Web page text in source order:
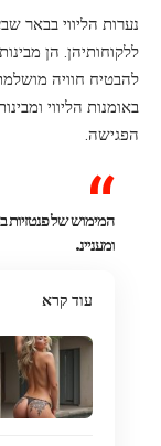
נערות הליווי בבאר
ללקוחותיהן. הן
להבטיח חוויה
באומנות הליווי
הפגישה.
המימוש של פנטזיות
ומעניינ.
עוד קרא